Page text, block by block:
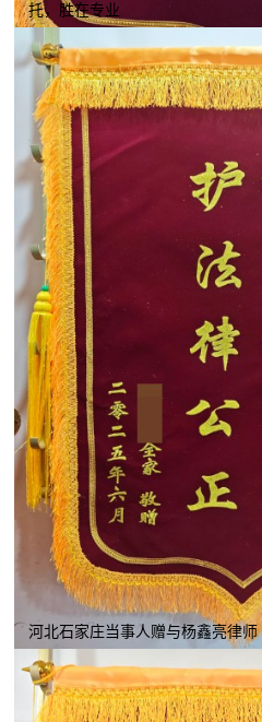
托，胜在专业
河北石家庄当事人赠与杨鑫亮律